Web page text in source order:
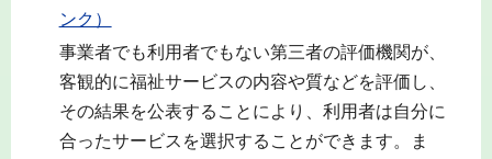
ンク）
事業者でも利用者でもない第三者の評価機関が、
客観的に福祉サービスの内容や質などを評価し、
その結果を公表することにより、利用者は自分に
合ったサービスを選択することができます。ま